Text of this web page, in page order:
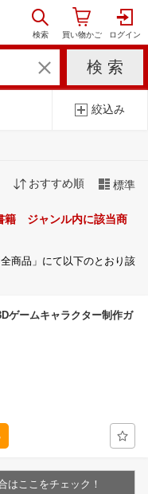
絞込み
おすすめ順 標準
籍 ジャンル内に該当商
商品」にて以下のとおり該
ゲームキャラクター制作ガ
はここをチェック！